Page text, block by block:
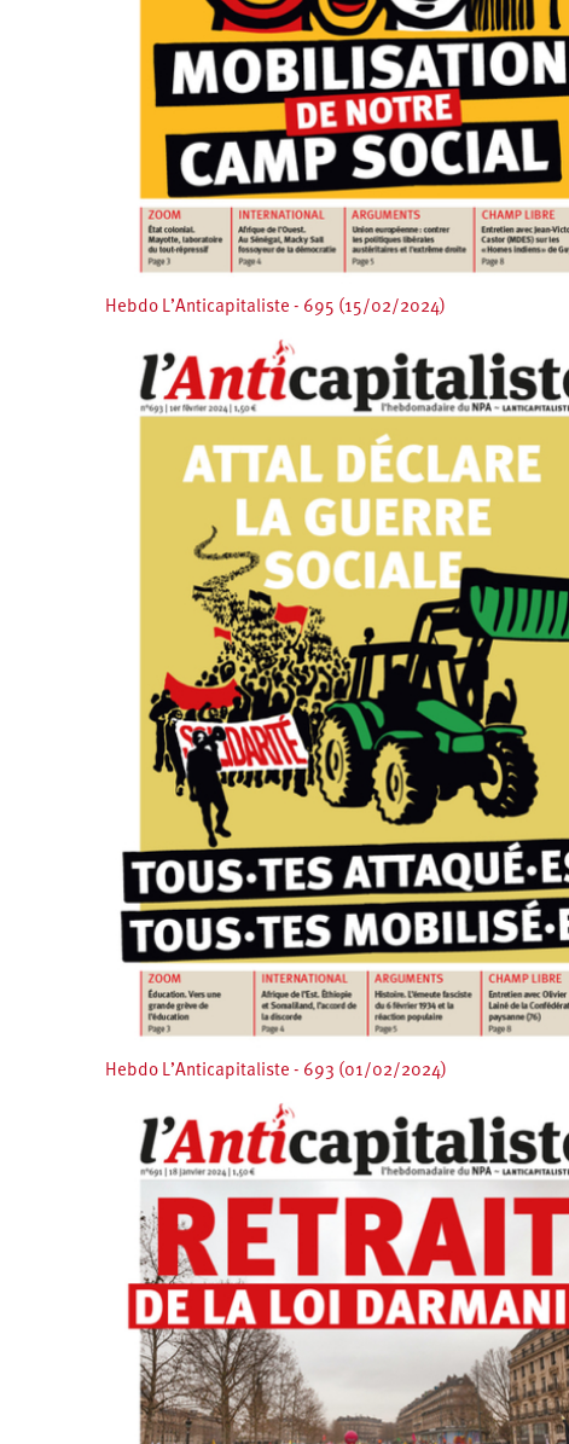
Hebdo L’Anticapitaliste - 695 (15/02/2024)
Hebdo L’Anticapitaliste - 693 (01/02/2024)